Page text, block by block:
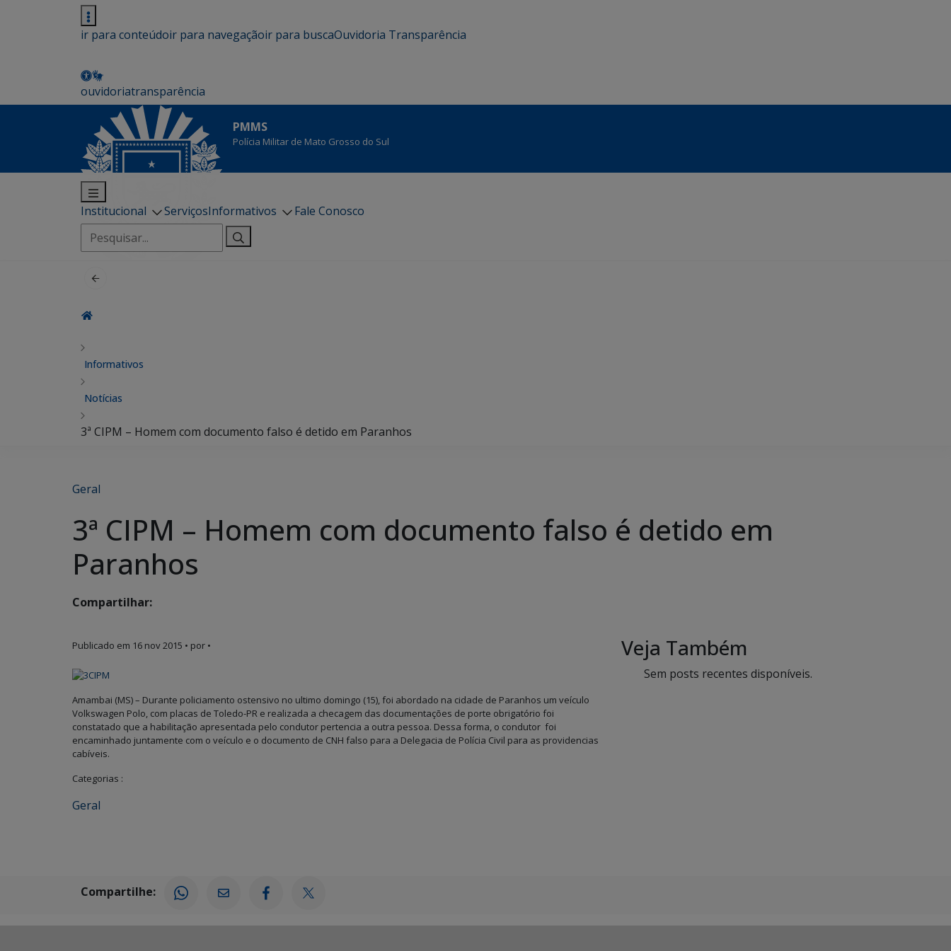
ir para conteúdoir para navegaçãoir para buscaOuvidoria Transparência
ouvidoriatransparência
PMMS
Polícia Militar de Mato Grosso do Sul
Institucional ServiçosInformativos
Fale Conosco
Pesquisar
por:
Informativos
Notícias
3ª CIPM – Homem com documento falso é detido em Paranhos
Geral
3ª CIPM – Homem com documento falso é detido em
Paranhos
Compartilhar:
Publicado em 16 nov 2015 • por •
Amambai (MS) – Durante policiamento ostensivo no ultimo domingo (15), foi abordado na cidade de Paranhos um veículo
Volkswagen Polo, com placas de Toledo-PR e realizada a checagem das documentações de porte obrigatório foi
constatado que a habilitação apresentada pelo condutor pertencia a outra pessoa. Dessa forma, o condutor foi
encaminhado juntamente com o veículo e o documento de CNH falso para a Delegacia de Polícia Civil para as providencias
cabíveis.
Categorias :
Geral
Veja Também
Sem posts recentes disponíveis.
Compartilhe: